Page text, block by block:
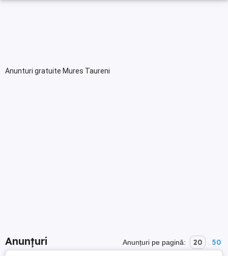
Anunturi gratuite Mures Taureni
Anunțuri Anunțuri pe pagină: 20 50